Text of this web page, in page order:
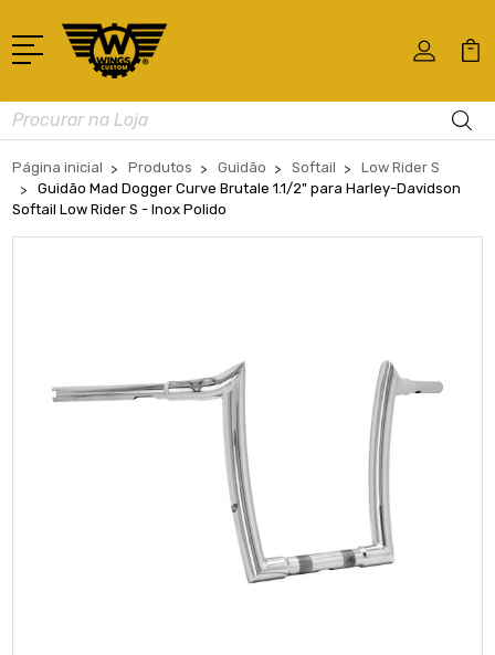
Busca
Página inicial Produtos Guidão Softail
Low Rider S
Guidão Mad Dogger Curve Brutale 1.1/2" para Harley-Davidson
Softail Low Rider S - Inox Polido